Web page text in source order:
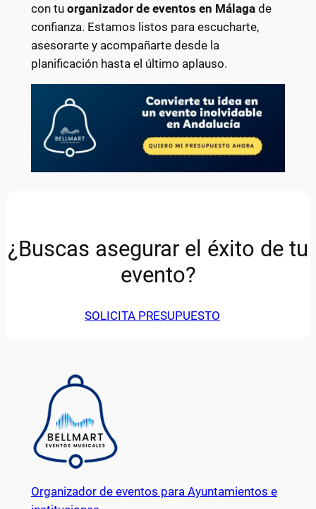
con tu organizador de eventos en Málagade
confianza. Estamos listos para escucharte,
asesorarte y acompañarte desde la
planificación hasta el último aplauso.
¿Buscas asegurar el éxito de tu
evento?
SOLICITA PRESUPUESTO
Organizador de eventos para Ayuntamientos e